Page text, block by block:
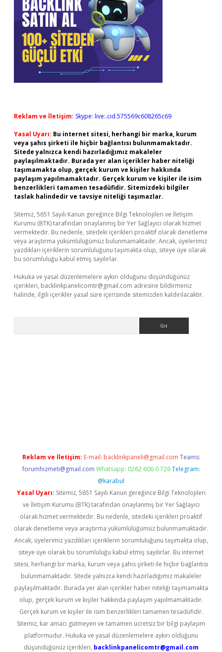
Reklam ve İletişim: Skype: live:.cid.575569c608265c69
Yasal Uyarı: Bu internet sitesi, herhangi bir marka, kurum
veya şahıs şirketi ile hiçbir bağlantısı bulunmamaktadır.
Sitede yalnızca kendi hazırladığımız makaleler
paylaşılmaktadır. Burada yer alan içerikler haber niteliği
taşımamakta olup, gerçek kurum ve kişiler hakkında
paylaşım yapılmamaktadır. Gerçek kurum ve kişiler ile isim
benzerlikleri tamamen tesadüfidir. Sitemizdeki bilgiler
taslak halindedir ve tavsiye niteliği taşımazlar.
Sitemiz, 5651 Sayılı Kanun gereğince Bilgi Teknolojileri ve İletişim
Kurumu (BTK) tarafından onaylanmış bir Yer Sağlayıcı olarak hizmet
vermektedir. Bu nedenle, sitedeki içerikleri proaktif olarak denetleme
veya araştırma yükümlülüğümüz bulunmamaktadır. Ancak, üyelerimiz
yazdıkları içeriklerin sorumluluğunu taşımakta olup, siteye üye olarak
bu sorumluluğu kabul etmiş sayılırlar.
Hukuka ve yasal düzenlemelere aykırı olduğunu düşündüğünüz
içerikleri, backlinkpanelicomtr@gmail.com adresine bildirmeniz
halinde, ilgili içerikler yasal süre içerisinde sitemizden kaldırılacaktır.
Reklam ve İletişim: E-mail: backlinkpaneli@gmail.com Teams:
forumhizmeti@gmail.com Whatsapp: 0262 606 0 726 Telegram:
@karabul
Yasal Uyarı: Sitemiz, 5651 Sayılı Kanun gereğince Bilgi Teknolojileri
ve İletişim Kurumu (BTK) tarafından onaylanmış bir Yer Sağlayıcı
olarak hizmet vermektedir. Bu nedenle, sitedeki içerikleri proaktif
olarak denetleme veya araştırma yükümlülüğümüz bulunmamaktadır.
Ancak, üyelerimiz yazdıkları içeriklerin sorumluluğunu taşımakta olup,
siteye üye olarak bu sorumluluğu kabul etmiş sayılırlar. Bu internet
sitesi, herhangi bir marka, kurum veya şahıs şirketi ile hiçbir bağlantısı
bulunmamaktadır. Sitede yalnızca kendi hazırladığımız makaleler
paylaşılmaktadır. Burada yer alan içerikler haber niteliği taşımamakta
olup, gerçek kurum ve kişiler hakkında paylaşım yapılmamaktadır.
Gerçek kurum ve kişiler ile isim benzerlikleri tamamen tesadüfidir.
Sitemiz, kar amacı gütmeyen ve tamamen ücretsiz bir bilgi paylaşım
platformudur. Hukuka ve yasal düzenlemelere aykırı olduğunu
düşündüğünüz içerikleri, backlinkpanelicomtr@gmail.com